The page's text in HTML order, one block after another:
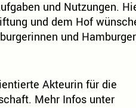
und Nutzungen.
und dem Hof
und
Akteurin für die
Mehr Infos unter